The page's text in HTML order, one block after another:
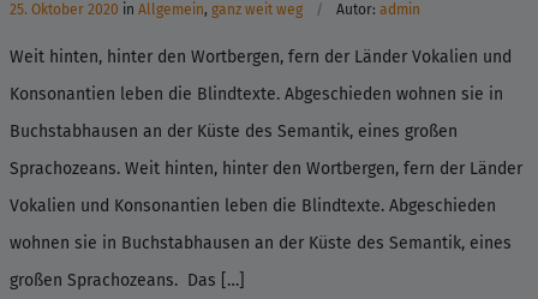
25. Oktober 2020 in Allgemein, ganz weit weg Autor: admin
Weit hinten, hinter den Wortbergen, fern der Länder Vokalien und
Konsonantien leben die Blindtexte. Abgeschieden wohnen sie in
Buchstabhausen an der Küste des Semantik, eines großen
Sprachozeans. Weit hinten, hinter den Wortbergen, fern der Länder
Vokalien und Konsonantien leben die Blindtexte. Abgeschieden
wohnen sie in Buchstabhausen an der Küste des Semantik, eines
großen Sprachozeans. Das […]